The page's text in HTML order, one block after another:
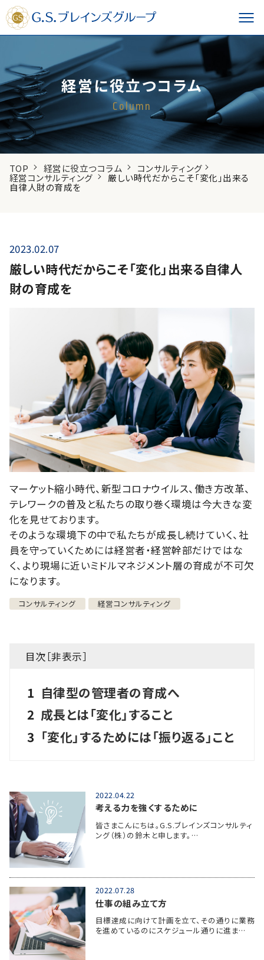
経営に役立つコラム
Column
TOP 経営に役立つコラム コンサルティング
経営コンサルティング 厳しい時代だからこそ「変化」出来る
自律人財の育成を
2023.02.07
厳しい時代だからこそ「変化」出来る自律人
財の育成を
マーケット縮小時代、新型コロナウイルス、働き方改革、
テレワークの普及と私たちの取り巻く環境は今大きな変
化を見せております。
そのような環境下の中で私たちが成長し続けていく、社
員を守っていくためには経営者・経営幹部だけではな
く、より現場に近いミドルマネジメント層の育成が不可欠
になります。
コンサルティング 経営コンサルティング
目次［非表示］
1 自律型の管理者の育成へ
2 成長とは「変化」すること
3 「変化」するためには「振り返る」こと
2022.04.22
考える力を強くするために
皆さまこんにちは。G.S.ブレインズコンサルティ
ング（株）の鈴木と申します。…
2022.07.28
仕事の組み立て方
目標達成に向けて計画を立て、その通りに業務
を進めているのにスケジュール通りに進ま…